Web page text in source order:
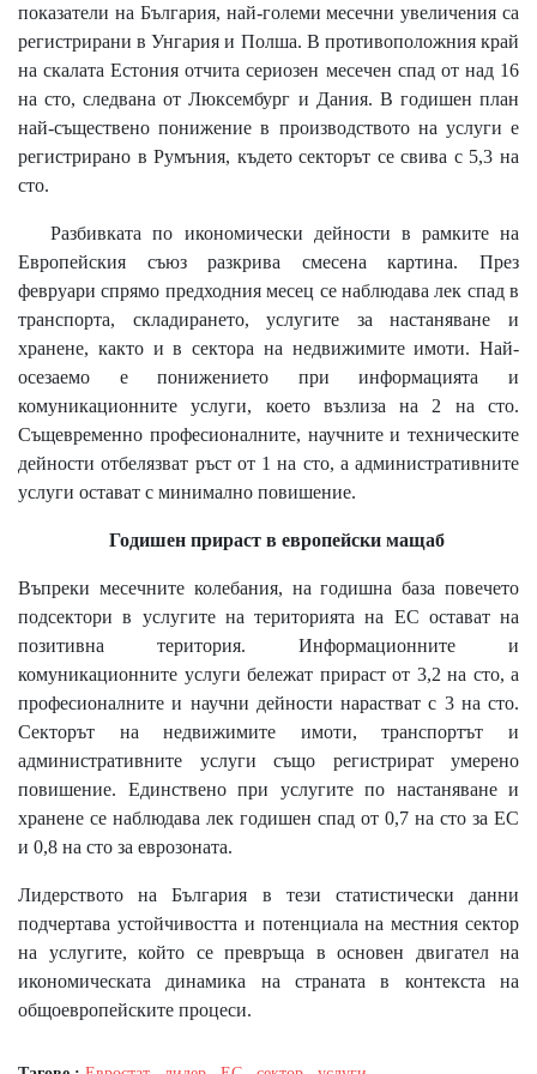
показатели на България, най-големи месечни увеличения са
регистрирани в Унгария и Полша. В противоположния край
на скалата Естония отчита сериозен месечен спад от над 16
на сто, следвана от Люксембург и Дания. В годишен план
най-съществено понижение в производството на услуги е
регистрирано в Румъния, където секторът се свива с 5,3 на
сто.
Разбивката по икономически дейности в рамките на
Европейския съюз разкрива смесена картина. През
февруари спрямо предходния месец се наблюдава лек спад в
транспорта, складирането, услугите за настаняване и
хранене, както и в сектора на недвижимите имоти. Най-
осезаемо е понижението при информацията и
комуникационните услуги, което възлиза на 2 на сто.
Същевременно професионалните, научните и техническите
дейности отбелязват ръст от 1 на сто, а административните
услуги остават с минимално повишение.
Годишен прираст в европейски мащаб
Въпреки месечните колебания, на годишна база повечето
подсектори в услугите на територията на ЕС остават на
позитивна територия. Информационните и
комуникационните услуги бележат прираст от 3,2 на сто, а
професионалните и научни дейности нарастват с 3 на сто.
Секторът на недвижимите имоти, транспортът и
административните услуги също регистрират умерено
повишение. Единствено при услугите по настаняване и
хранене се наблюдава лек годишен спад от 0,7 на сто за ЕС
и 0,8 на сто за еврозоната.
Лидерството на България в тези статистически данни
подчертава устойчивостта и потенциала на местния сектор
на услугите, който се превръща в основен двигател на
икономическата динамика на страната в контекста на
общоевропейските процеси.